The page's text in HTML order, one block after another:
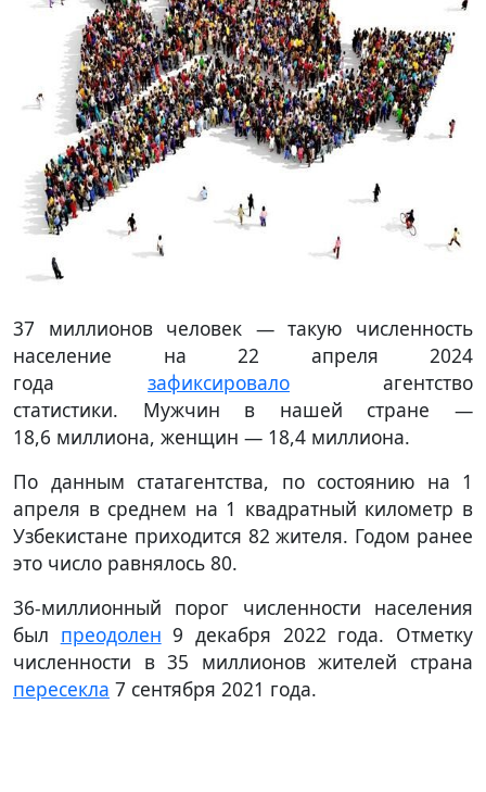
37 миллионов человек — такую численность
население на 22 апреля 2024
года зафиксировало агентство
статистики. Мужчин в нашей стране —
18,6 миллиона, женщин — 18,4 миллиона.
По данным статагентства, по состоянию на 1
апреля в среднем на 1 квадратный километр в
Узбекистане приходится 82 жителя. Годом ранее
это число равнялось 80.
36-миллионный порог численности населения
был преодолен 9 декабря 2022 года. Отметку
численности в 35 миллионов жителей страна
пересекла 7 сентября 2021 года.